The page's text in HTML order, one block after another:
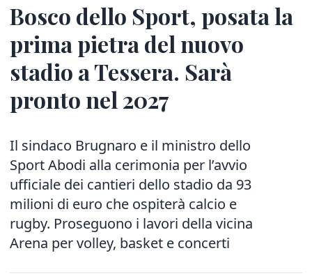
Bosco dello Sport, posata la
prima pietra del nuovo
stadio a Tessera. Sarà
pronto nel 2027
Il sindaco Brugnaro e il ministro dello
Sport Abodi alla cerimonia per l’avvio
ufficiale dei cantieri dello stadio da 93
milioni di euro che ospiterà calcio e
rugby. Proseguono i lavori della vicina
Arena per volley, basket e concerti